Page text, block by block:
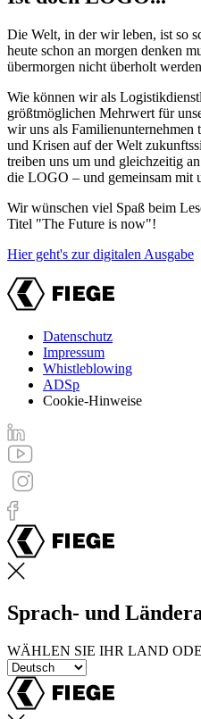
Die Welt, in der wir leben, ist so
heute schon an morgen denken
übermorgen nicht überholt
Wie können wir als
größtmöglichen Mehrwert für
wir uns als Familienunternehmen
und Krisen auf der Welt
treiben uns um und gleichzeitig
die LOGO – und gemeinsam mit
Wir wünschen viel Spaß beim
Titel "The Future is now"!
Hier geht's zur digitalen Ausgabe
Footer
menu
Datenschutz
Impressum
Whistleblowing
ADSp
Cookie-Hinweise
Sprach- und
WÄHLEN SIE IHR LAND